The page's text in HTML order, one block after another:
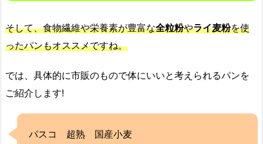
そして、食物繊維や栄養素が豊富な全粒粉やライ麦粉を使
ったパンもオススメですね。
では、具体的に市販のもので体にいいと考えられるパンを
ご紹介します!
パスコ 超熟 国産小麦